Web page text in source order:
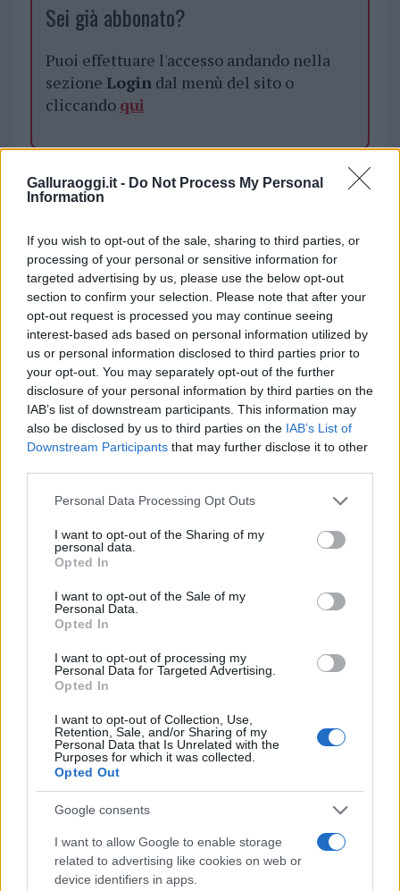
Galluraoggi.it - Do Not Process My Personal
Information
If you wish to opt-out of the sale, sharing to third parties, or
processing of your personal or sensitive information for
targeted advertising by us, please use the below opt-out
section to confirm your selection. Please note that after your
opt-out request is processed you may continue seeing
interest-based ads based on personal information utilized by
us or personal information disclosed to third parties prior to
your opt-out. You may separately opt-out of the further
disclosure of your personal information by third parties on the
IAB’s list of downstream participants. This information may
also be disclosed by us to third parties on the IAB’s List of
Downstream Participants that may further disclose it to other
Please note that this website/app uses one or more Google
not limited to your visit or usage behaviour. You may click to
grant or deny consent to Google and its third-party tags to
use your data for below specified purposes in below Google
consent section.
Personal Data Processing Opt Outs
I want to opt-out of the Sharing of my
personal data.
Opted In
I want to opt-out of the Sale of my
Personal Data.
Opted In
I want to opt-out of processing my
Personal Data for Targeted Advertising.
Opted In
I want to opt-out of Collection, Use,
Retention, Sale, and/or Sharing of my
Personal Data that Is Unrelated with the
Purposes for which it was collected.
Opted Out
Google consents
I want to allow Google to enable storage
related to advertising like cookies on web or
device identifiers in apps.
Sei già abbonato?
Puoi effettuare l'accesso andando nella
sezione Logindal menù del sito o
cliccando qui
Omicidio San Teodoro
Inviaci le tue segnalazioni,
i tuoi video e le tue foto
Su WhatsApp al numero +39
345 356 7512
Notizie in tempo reale?
Entra nel canale telegram di
GalluraOggi.it
Ricevi le nostre ultime news
daGoogle News
Condividi l'articolo
F
a
ce
b
o
o
k
T
w
it
te
r
n
te
re
st
h
at
s
p
p
h
a
re
Articolo precedente
NOTIZIE RECENTI